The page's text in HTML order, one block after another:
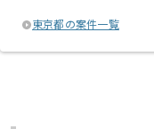
東京都の案件一覧